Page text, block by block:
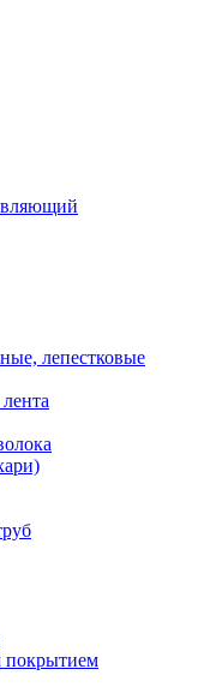
лепестковые
покрытием